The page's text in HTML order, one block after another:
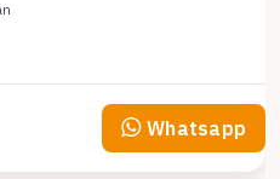
Whatsapp